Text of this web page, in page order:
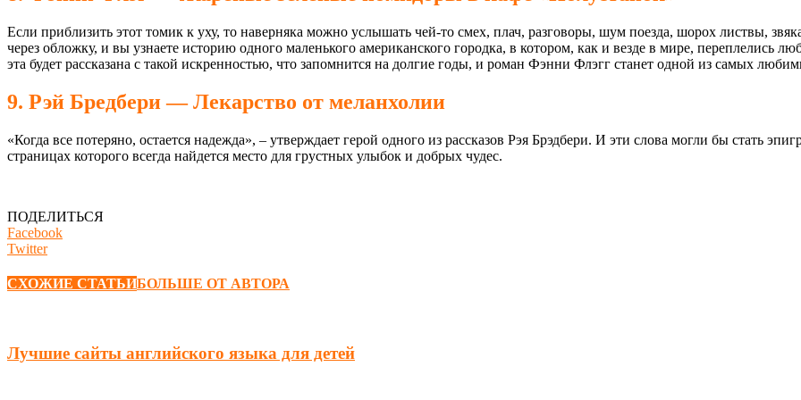
Если приблизить этот томик к уху, то наверняка можно услышать чей-то смех, плач, разговоры, шум поезда, шорох листвы,
через обложку, и вы узнаете историю одного маленького американского городка, в котором, как и везде в мире, переплелись
эта будет рассказана с такой искренностью, что запомнится на долгие годы, и роман Фэнни Флэгг станет одной из самых
9. Рэй Бредбери — Лекарство от меланхолии
«Когда все потеряно, остается надежда», – утверждает герой одного из рассказов Рэя Брэдбери. И эти слова могли бы стать
страницах которого всегда найдется место для грустных улыбок и добрых чудес.
ПОДЕЛИТЬСЯ
Facebook
Twitter
СХОЖИЕ СТАТЬИБОЛЬШЕ ОТ АВТОРА
Лучшие сайты английского языка для детей